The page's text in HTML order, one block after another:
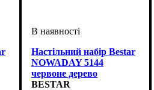
Настільний набір Bestar
NOWADAY 5144
червоне дерево
BESTAR